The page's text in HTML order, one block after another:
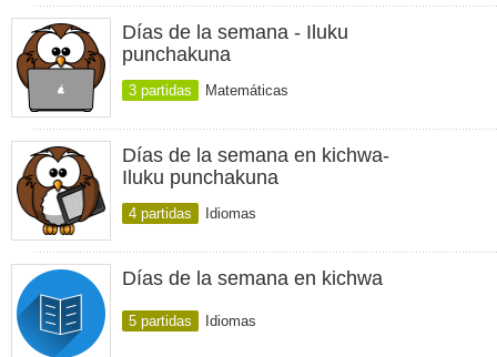
Días de la semana - Iluku
punchakuna
3 partidas Matemáticas
Días de la semana en kichwa-
Iluku punchakuna
4 partidas Idiomas
Días de la semana en kichwa
5 partidas Idiomas